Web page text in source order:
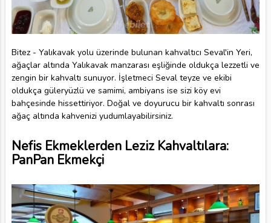
Bitez - Yalıkavak yolu üzerinde bulunan kahvaltıcı Seval'in Yeri,
ağaçlar altında Yalıkavak manzarası eşliğinde oldukça lezzetli ve
zengin bir kahvaltı sunuyor. İşletmeci Seval teyze ve ekibi
oldukça güleryüzlü ve samimi, ambiyans ise sizi köy evi
bahçesinde hissettiriyor. Doğal ve doyurucu bir kahvaltı sonrası
ağaç altında kahvenizi yudumlayabilirsiniz.
Nefis Ekmeklerden Leziz Kahvaltılara:
PanPan Ekmekçi